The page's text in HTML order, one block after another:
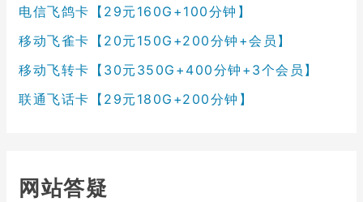
电信飞鸽卡【29元160G+100分钟】
移动飞雀卡【20元150G+200分钟+会员】
移动飞转卡【30元350G+400分钟+3个会员】
联通飞话卡【29元180G+200分钟】
网站答疑